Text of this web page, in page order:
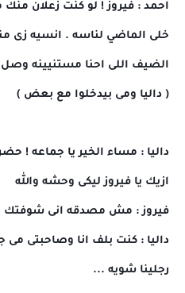
احمد : فيروز ! لو كنت زعلان منك
خلى الماضي لناسه . انسيه زى
الضيف اللى احنا مستنيينه وصل
( داليا ومى بيدخلوا مع بعض )
داليا : مساء الخير يا جماعه !
ازيك يا فيروز ليكى وحشه والله
فيروز : مش مصدقه انى شوفتك
داليا : كنت بلف انا وصاحبتى مى
رجلينا شويه ...